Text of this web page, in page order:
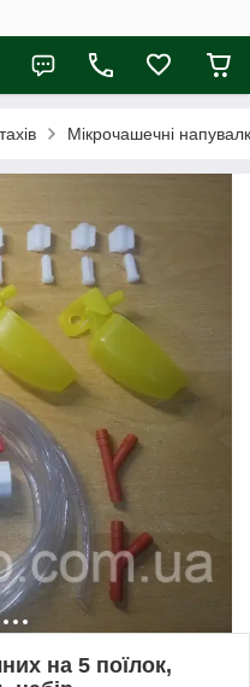
Мікрочашечні
на 5 поїлок,